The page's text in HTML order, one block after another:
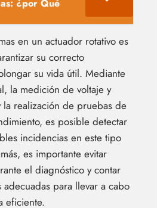
¿por Qué
en un actuador rotativo es
su correcto
su vida útil. Mediante
la medición de voltaje y
realización de pruebas de
es posible detectar
incidencias en este tipo
es importante evitar
el diagnóstico y contar
para llevar a cabo
eficiente.